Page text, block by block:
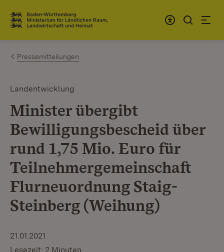
Zum Inhalt springen
Link zur Startseite
Pressemitteilungen
Landentwicklung
Minister übergibt
Bewilligungsbescheid über
rund 1,75 Mio. Euro für
Teilnehmergemeinschaft
Flurneuordnung Staig-
Steinberg (Weihung)
21.01.2021
Lesezeit: 2 Minuten